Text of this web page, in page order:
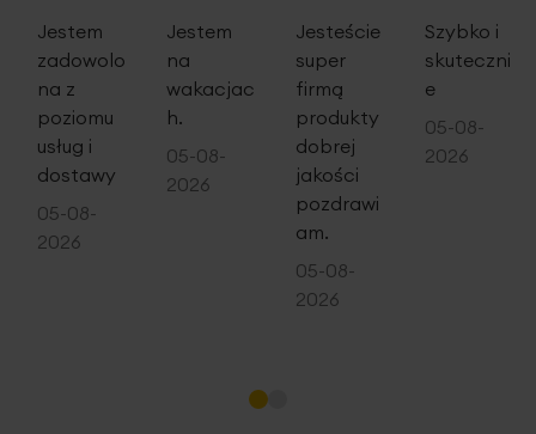
Jestem
zadowolo
na z
poziomu
usług i
dostawy
05-08-
2026
Jestem
na
wakacjac
h.
05-08-
2026
Jesteście
super
firmą
produkty
dobrej
jakości
pozdrawi
am.
05-08-
2026
Szybko i
skuteczni
e
05-08-
2026